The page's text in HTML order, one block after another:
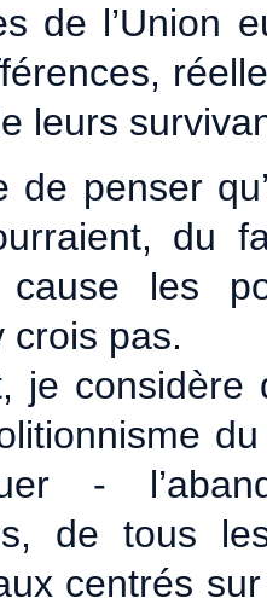
de l’Union
leurs
de penser
du
les
crois pas.
je considère
-
de tous
centrés